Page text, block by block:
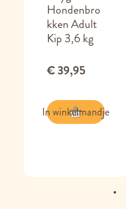
Hondenbro
kken Adult
Kip 3,6 kg
€ 39,95
In winkelmandje